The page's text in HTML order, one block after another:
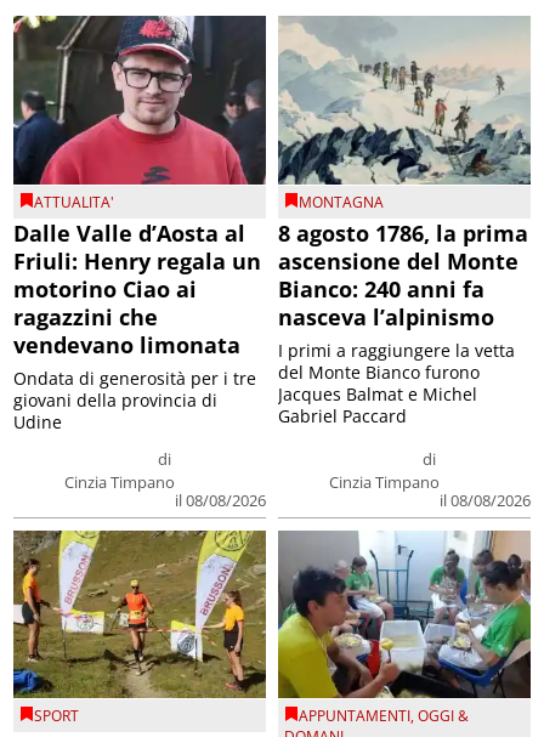
ATTUALITA'
Dalle Valle d’Aosta al
Friuli: Henry regala un
motorino Ciao ai
ragazzini che
vendevano limonata
di
Cinzia Timpano
il 08/08/2026
Ondata di generosità per i tre
giovani della provincia di
Udine
MONTAGNA
8 agosto 1786, la prima
ascensione del Monte
Bianco: 240 anni fa
nasceva l’alpinismo
di
Cinzia Timpano
il 08/08/2026
I primi a raggiungere la vetta
del Monte Bianco furono
Jacques Balmat e Michel
Gabriel Paccard
SPORT APPUNTAMENTI,OGGI &